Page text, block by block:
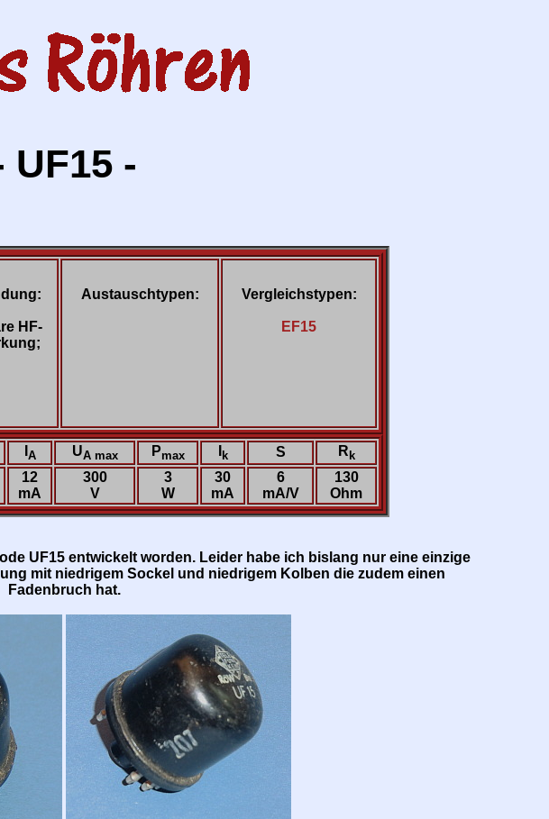
UF15 -
HF-
Austauschtypen: Vergleichstypen:
EF15
A UA max Pmax k S R k
12
mA
300
V
3
W
30
mA
6
mA/V
130
Ohm
UF15 entwickelt worden. Leider habe ich bislang nur eine einzige
mit niedrigem Sockel und niedrigem Kolben die zudem einen
Fadenbruch hat.